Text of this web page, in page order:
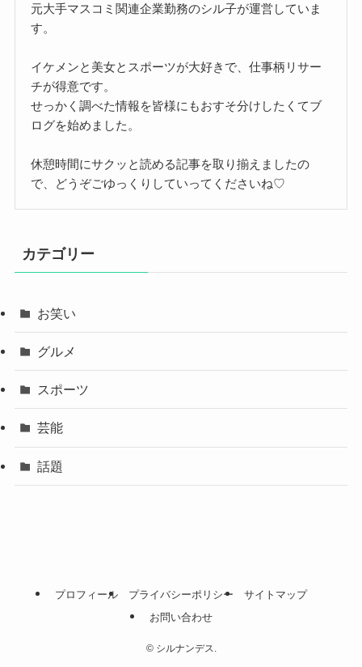
元大手マスコミ関連企業勤務のシル子が運営していま
す。
イケメンと美女とスポーツが大好きで、仕事柄リサー
チが得意です。
せっかく調べた情報を皆様にもおすそ分けしたくてブ
ログを始めました。
休憩時間にサクッと読める記事を取り揃えましたの
で、どうぞごゆっくりしていってくださいね♡
カテゴリー
お笑い
グルメ
スポーツ
芸能
話題
プロフィール プライバシーポリシー
サイトマップ
お問い合わせ
©シルナンデス.